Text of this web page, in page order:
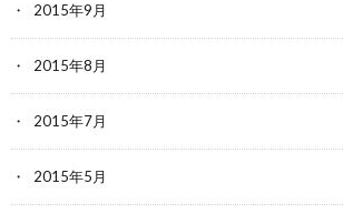
2015年9月
2015年8月
2015年7月
2015年5月